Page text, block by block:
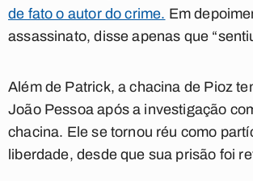
de fato o autor do crime. Em
assassinato, disse apenas que
Além de Patrick, a chacina de Pioz
João Pessoa após a investigação
chacina. Ele se tornou réu como
liberdade, desde que sua prisão foi